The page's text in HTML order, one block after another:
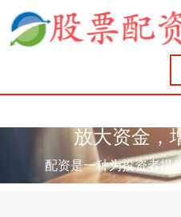
放大资金，
配资是一种为投资者提